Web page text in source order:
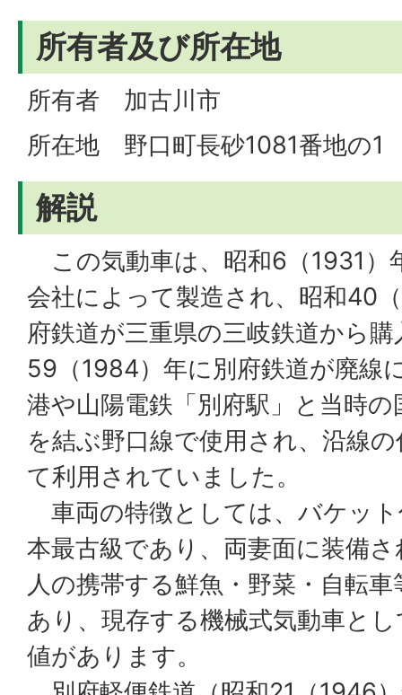
所有者及び所在地
所有者 加古川市
所在地 野口町長砂1081番地の1
解説
この気動車は、昭和6（1931）
会社によって製造され、昭和40
府鉄道が三重県の三岐鉄道から
59（1984）年に別府鉄道が廃線
港や山陽電鉄「別府駅」と当時
を結ぶ野口線で使用され、沿線
て利用されていました。
車両の特徴としては、バケッ
本最古級であり、両妻面に装備
人の携帯する鮮魚・野菜・自転
あり、現存する機械式気動車と
値があります。